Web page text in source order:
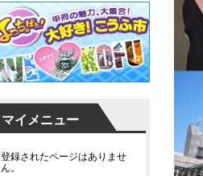
マイメニュー
登録されたページはありませ
ん。